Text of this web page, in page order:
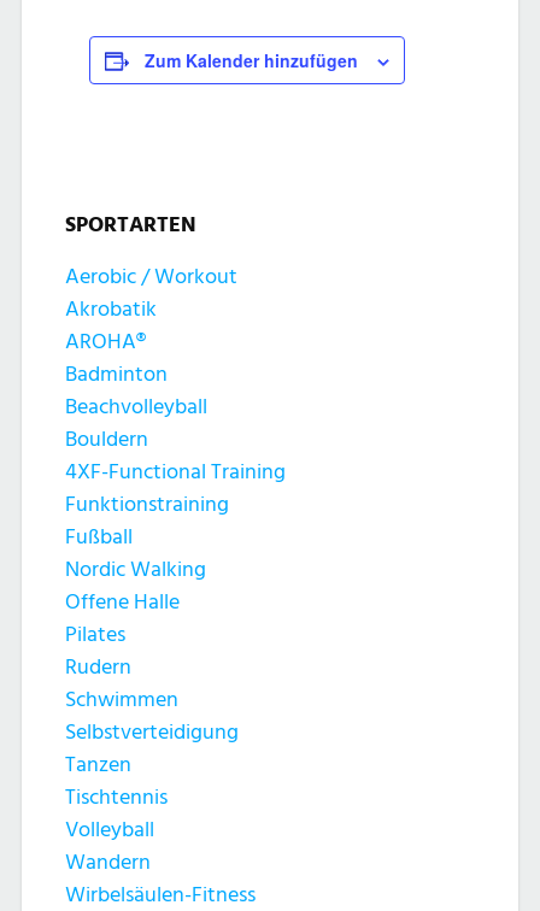
Zum Kalender hinzufügen
SPORTARTEN
Aerobic / Workout
Akrobatik
AROHA®
Badminton
Beachvolleyball
Bouldern
4XF-Functional Training
Funktionstraining
Fußball
Nordic Walking
Offene Halle
Pilates
Rudern
Schwimmen
Selbstverteidigung
Tanzen
Tischtennis
Volleyball
Wandern
Wirbelsäulen-Fitness